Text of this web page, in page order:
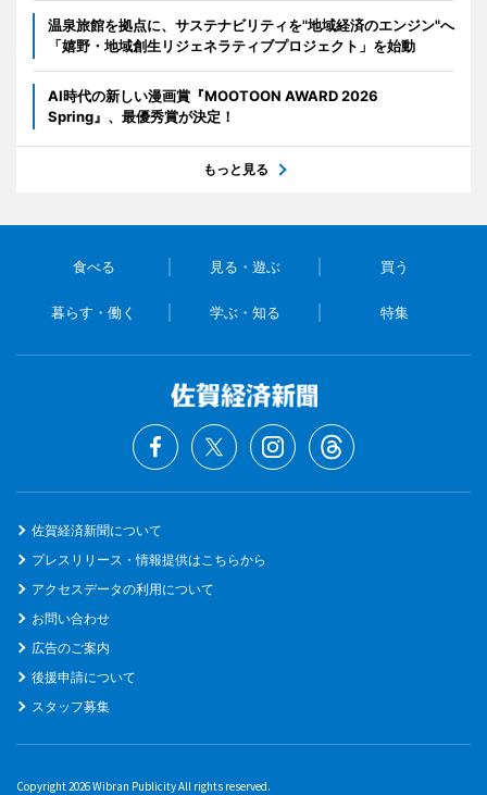
温泉旅館を拠点に、サステナビリティを"地域経済のエンジン"へ
「嬉野・地域創生リジェネラティブプロジェクト」を始動
AI時代の新しい漫画賞『MOOTOON AWARD 2026
Spring』、最優秀賞が決定！
もっと見る
食べる 見る・遊ぶ 買う
暮らす・働く 学ぶ・知る 特集
佐賀経済新聞について
プレスリリース・情報提供はこちらから
アクセスデータの利用について
お問い合わせ
広告のご案内
後援申請について
スタッフ募集
Copyright 2026 Wibran Publicity All rights reserved.